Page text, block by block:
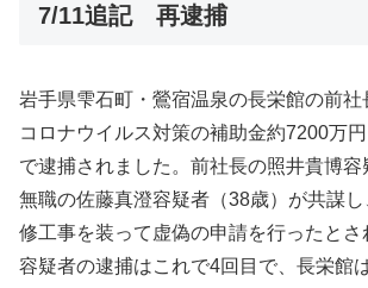
7/11追記 再逮捕
岩手県雫石町・鶯宿温泉の長栄館の前社
コロナウイルス対策の補助金約7200万
で逮捕されました。前社長の照井貴博容
無職の佐藤真澄容疑者（38歳）が共謀
修工事を装って虚偽の申請を行ったと
容疑者の逮捕はこれで4回目で、長栄館